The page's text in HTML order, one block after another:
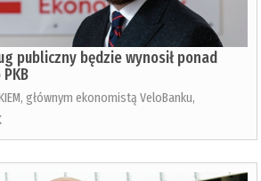
publiczny będzie wynosił ponad
głównym ekonomistą VeloBanku,